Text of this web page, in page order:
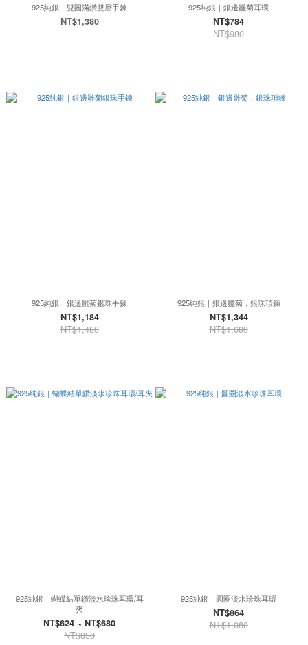
925純銀｜雙圈滿鑽雙層手鍊
NT$1,380
925純銀｜銀邊雛菊耳環
NT$784
NT$980
925純銀｜銀邊雛菊銀珠手鍊
NT$1,184
NT$1,480
925純銀｜銀邊雛菊．銀珠項鍊
NT$1,344
NT$1,680
925純銀｜蝴蝶結單鑽淡水珍珠耳環/耳
夾
NT$624 ~ NT$680
NT$850
925純銀｜圓圈淡水珍珠耳環
NT$864
NT$1,080